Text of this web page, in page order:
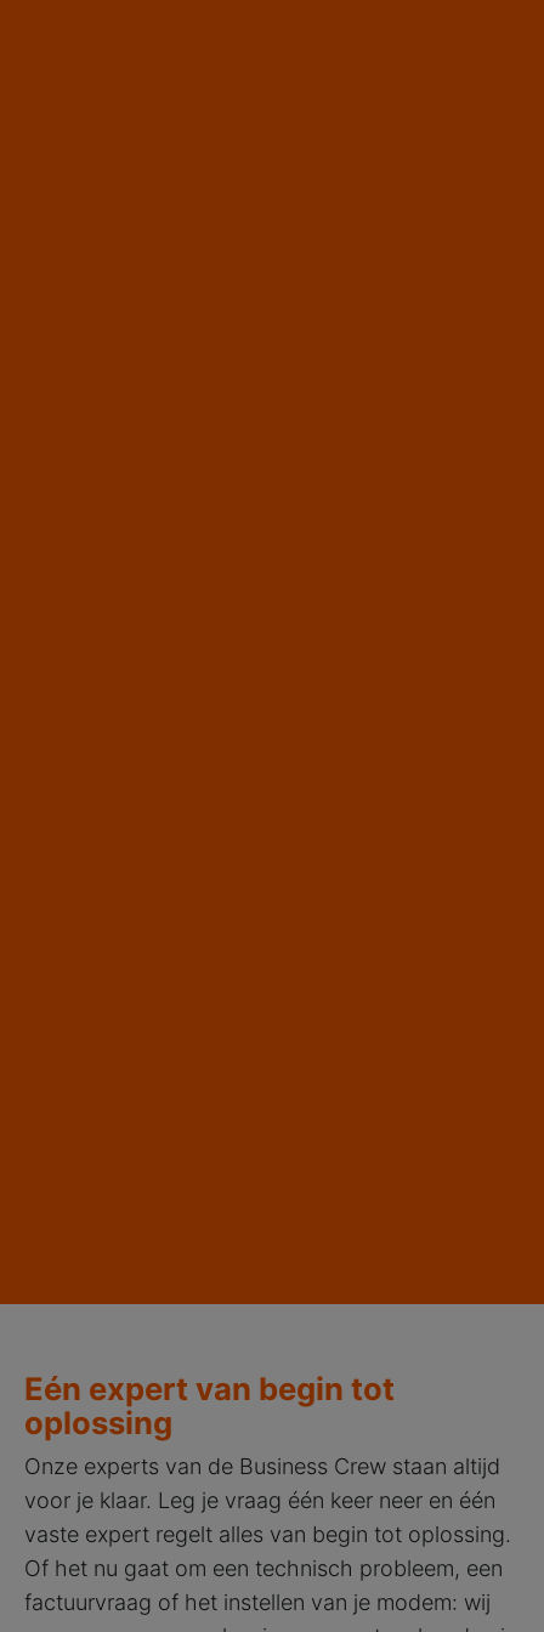
Eén expert van begin tot
oplossing
Onze experts van de Business Crew staan altijd
voor je klaar. Leg je vraag één keer neer en één
vaste expert regelt alles van begin tot oplossing.
Of het nu gaat om een technisch probleem, een
factuurvraag of het instellen van je modem: wij